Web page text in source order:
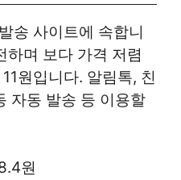
송 사이트에 속합니
하며 보다 가격 저렴
원입니다. 알림톡, 친
자동 발송 등 이용할
원